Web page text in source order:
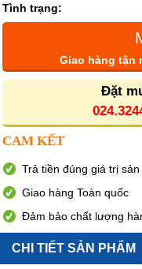
Tình trạng:
Giao hàng tận
Đặt
CAM KẾT
Trả tiền đúng giá trị sản
Giao hàng Toàn quốc
Đảm bảo chất lượng
CHI TIẾT SẢN PHẨM